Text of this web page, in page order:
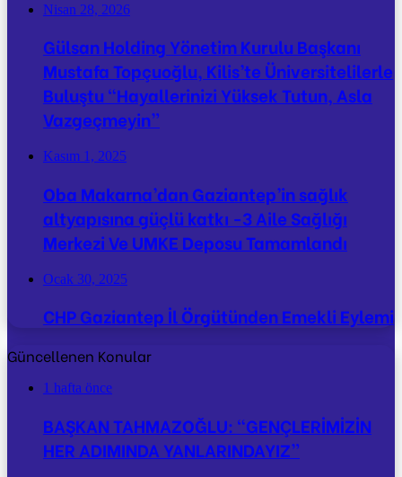
Nisan 28, 2026
Gülsan Holding Yönetim Kurulu Başkanı
Mustafa Topçuoğlu, Kilis’te Üniversitelilerle
Buluştu “Hayallerinizi Yüksek Tutun, Asla
Vazgeçmeyin”
Kasım 1, 2025
Oba Makarna’dan Gaziantep’in sağlık
altyapısına güçlü katkı -3 Aile Sağlığı
Merkezi Ve UMKE Deposu Tamamlandı
Ocak 30, 2025
CHP Gaziantep İl Örgütünden Emekli Eylemi
Güncellenen Konular
1 hafta önce
BAŞKAN TAHMAZOĞLU: “GENÇLERİMİZİN
HER ADIMINDA YANLARINDAYIZ”